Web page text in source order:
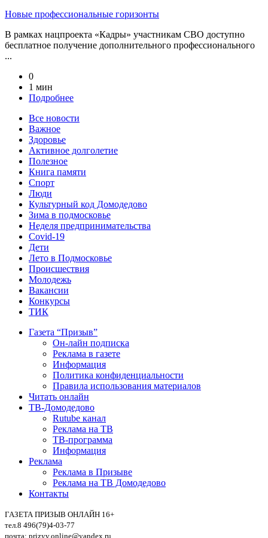
Новые профессиональные горизонты
В рамках нацпроекта «Кадры» участникам СВО доступно
бесплатное получение дополнительного профессионального
...
0
1 мин
Подробнее
Все новости
Важное
Здоровье
Активное долголетие
Полезное
Книга памяти
Спорт
Люди
Культурный код Домодедово
Зима в подмосковье
Неделя предпринимательства
Covid-19
Дети
Лето в Подмосковье
Происшествия
Молодежь
Вакансии
Конкурсы
ТИК
Газета “Призыв”
Он-лайн подписка
Реклама в газете
Информация
Политика конфиденциальности
Правила использования материалов
Читать онлайн
ТВ-Домодедово
Rutube канал
Реклама на ТВ
ТВ-программа
Информация
Реклама
Реклама в Призыве
Реклама на ТВ Домодедово
Контакты
ГАЗЕТА ПРИЗЫВ ОНЛАЙН 16+
тел.8 496(79)4-03-77
почта: prizyv.online@yandex.ru